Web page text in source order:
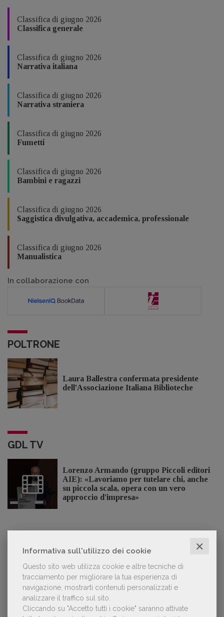
Informativa sull'utilizzo dei cookie ✕
Questo sito web utilizza cookie e altre tecniche di
tracciamento per migliorare la tua esperienza di
navigazione, mostrarti contenuti personalizzati e
analizzare il traffico sul sito.
Cliccando su "Accetto tutti i cookie" saranno attivate
Classifica di giugno 2026
Classifica generale
Classifica di giugno 2026
Narrativa italiana
Classifica di giugno 2026
Narrativa straniera
Classifica di giugno 2026
Fumetti
Classifica di giugno 2026
Bambini e ragazzi
Classifica di giugno 2026
Saggistica divulgativa, accademica, professionale
Classifica di giugno 2026
Manualistica
In collaborazione con
POLTRONE
Laura Ballestra confermata presidente
dell’Associazione Italiana Biblioteche
GDL TV
Lorenzo Armando (gruppo Piccoli editori
AIE): «Lavoriamo per tutelare chi, anche
su piccola scala, opera con un vero
approccio d'impresa»
OFFERTE DI LAVORO
Lavoro: 7 posizioni aperte e 9 stage in
editoria